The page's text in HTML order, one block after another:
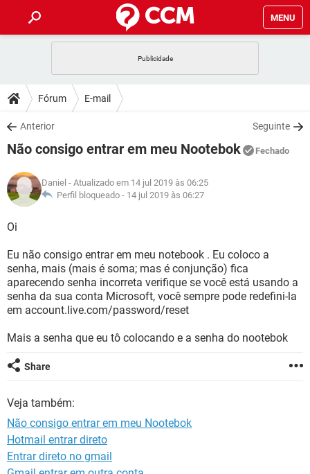
MENU
CELULAR
OUTLOOK
INSTAGRAM GMAIL
GUIA DE COMPRAS
DICAS
JOGOS
INSTAGRAM GMAIL
GUIA DE COMPRAS
DOWNLOADS
JOGOS WHATSAPP
CELULAR
OUTLOOK EXCEL
INSTAGRAM
JOGOS WHATSAPP
CELULAR
OUTLOOK
INSTAGRAM GMAIL
GUIA DE COMPRAS
GLOSSÁRIO
JOGOS
OUTLOOK EXCEL
INSTAGRAM GMAIL
GUIA DE COMPRAS
Fórum E-mail
Anterior Seguinte
Não consigo entrar em meu Nootebok Fechado
Daniel - Atualizado em 14 jul 2019 às 06:25
Perfil bloqueado - 14 jul 2019 às 06:27
Oi
Eu não consigo entrar em meu notebook . Eu coloco a
senha, mais (mais é soma; mas é conjunção) fica
aparecendo senha incorreta verifique se você está usando a
senha da sua conta Microsoft, você sempre pode redefini-la
em account.live.com/password/reset
Mais a senha que eu tô colocando e a senha do nootebok
Share
Veja também:
Não consigo entrar em meu Nootebok
Hotmail entrar direto
Entrar direto no gmail